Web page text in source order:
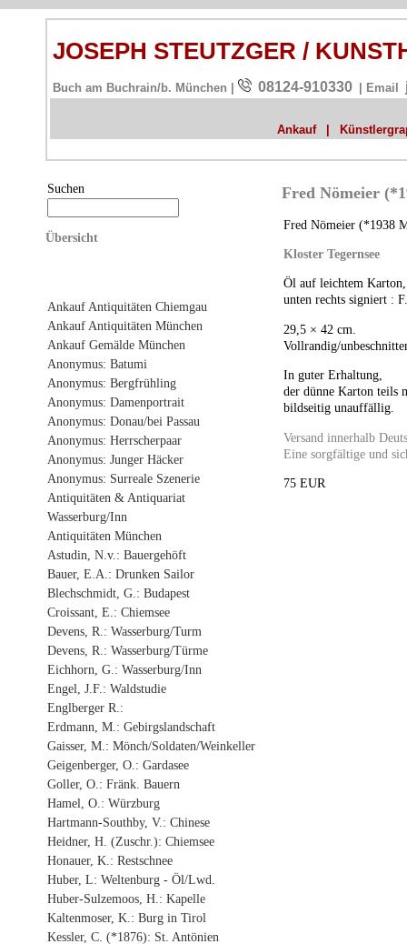
JOSEPH STEUTZGER /
Buch am Buchrain/b. München | 08124-910330 | Email
Ankauf
Suchen
Übersicht
Ankauf Antiquitäten Chiemgau
Ankauf Antiquitäten München
Ankauf Gemälde München
Anonymus: Batumi
Anonymus: Bergfrühling
Anonymus: Damenportrait
Anonymus: Donau/bei Passau
Anonymus: Herrscherpaar
Anonymus: Junger Häcker
Anonymus: Surreale Szenerie
Antiquitäten & Antiquariat
Wasserburg/Inn
Antiquitäten München
Astudin, N.v.: Bauergehöft
Bauer, E.A.: Drunken Sailor
Blechschmidt, G.: Budapest
Croissant, E.: Chiemsee
Devens, R.: Wasserburg/Turm
Devens, R.: Wasserburg/Türme
Eichhorn, G.: Wasserburg/Inn
Engel, J.F.: Waldstudie
Englberger R.:
Erdmann, M.: Gebirgslandschaft
Gaisser, M.: Mönch/Soldaten/Weinkeller
Geigenberger, O.: Gardasee
Goller, O.: Fränk. Bauern
Hamel, O.: Würzburg
Hartmann-Southby, V.: Chinese
Heidner, H. (Zuschr.): Chiemsee
Honauer, K.: Restschnee
Huber, L: Weltenburg - Öl/Lwd.
Huber-Sulzemoos, H.: Kapelle
Kaltenmoser, K.: Burg in Tirol
Kessler, C. (*1876): St. Antönien
Fred Nömeier
Fred Nömeier (*1938
Kloster Tegernsee
Öl auf leichtem Karton,
unten rechts signiert :
29,5 × 42 cm.
Vollrandig/
In guter Erhaltung,
der dünne Karton teils
bildseitig unauffällig.
Versand innerhalb
Eine sorgfältige und
75 EUR